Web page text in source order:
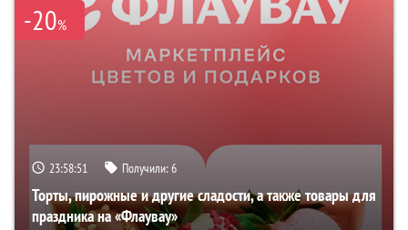
-20%
23:58:50 Получили:6
Торты, пирожные и другие сладости, а также товары для
праздника на «Флаувау»